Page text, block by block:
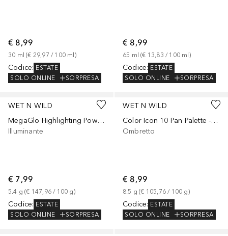
€ 8,99
30 ml (€ 29,97 / 100 ml )
Codice: ESTATE
SOLO ONLINE
SORPRESA
€ 8,99
65 ml (€ 13,83 / 100 ml )
Codice: ESTATE
SOLO ONLINE
SORPRESA
WET N WILD
MegaGlo Highlighting Powder
Illuminante
€ 7,99
5.4 g (€ 147,96 / 100 g)
Codice: ESTATE
SOLO ONLINE
SORPRESA
WET N WILD
Color Icon 10 Pan Palette - Playing Safe
Ombretto
€ 8,99
8.5 g (€ 105,76 / 100 g)
Codice: ESTATE
SOLO ONLINE
SORPRESA